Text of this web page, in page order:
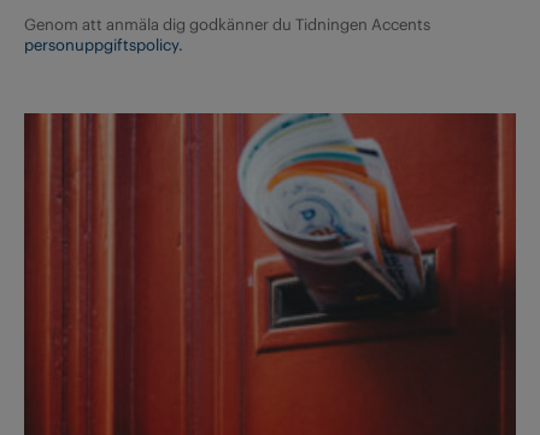
Genom att anmäla dig godkänner du Tidningen Accents
personuppgiftspolicy.